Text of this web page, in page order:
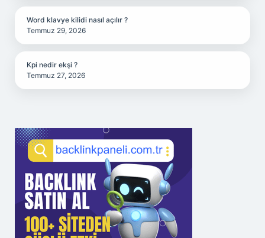
Word klavye kilidi nasıl açılır ?
Temmuz 29, 2026
Kpi nedir ekşi ?
Temmuz 27, 2026